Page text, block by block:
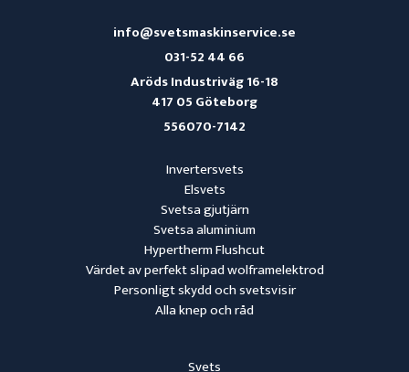
Svets
Invertersvets
Elsvets
Svetsa gjutjärn
Svetsa aluminium
Hypertherm Flushcut
Värdet av perfekt slipad wolframelektrod
Personligt skydd och svetsvisir
Alla knep och råd
info@svetsmaskinservice.se
031-52 44 66
Aröds Industriväg 16-18
417 05 Göteborg
556070-7142